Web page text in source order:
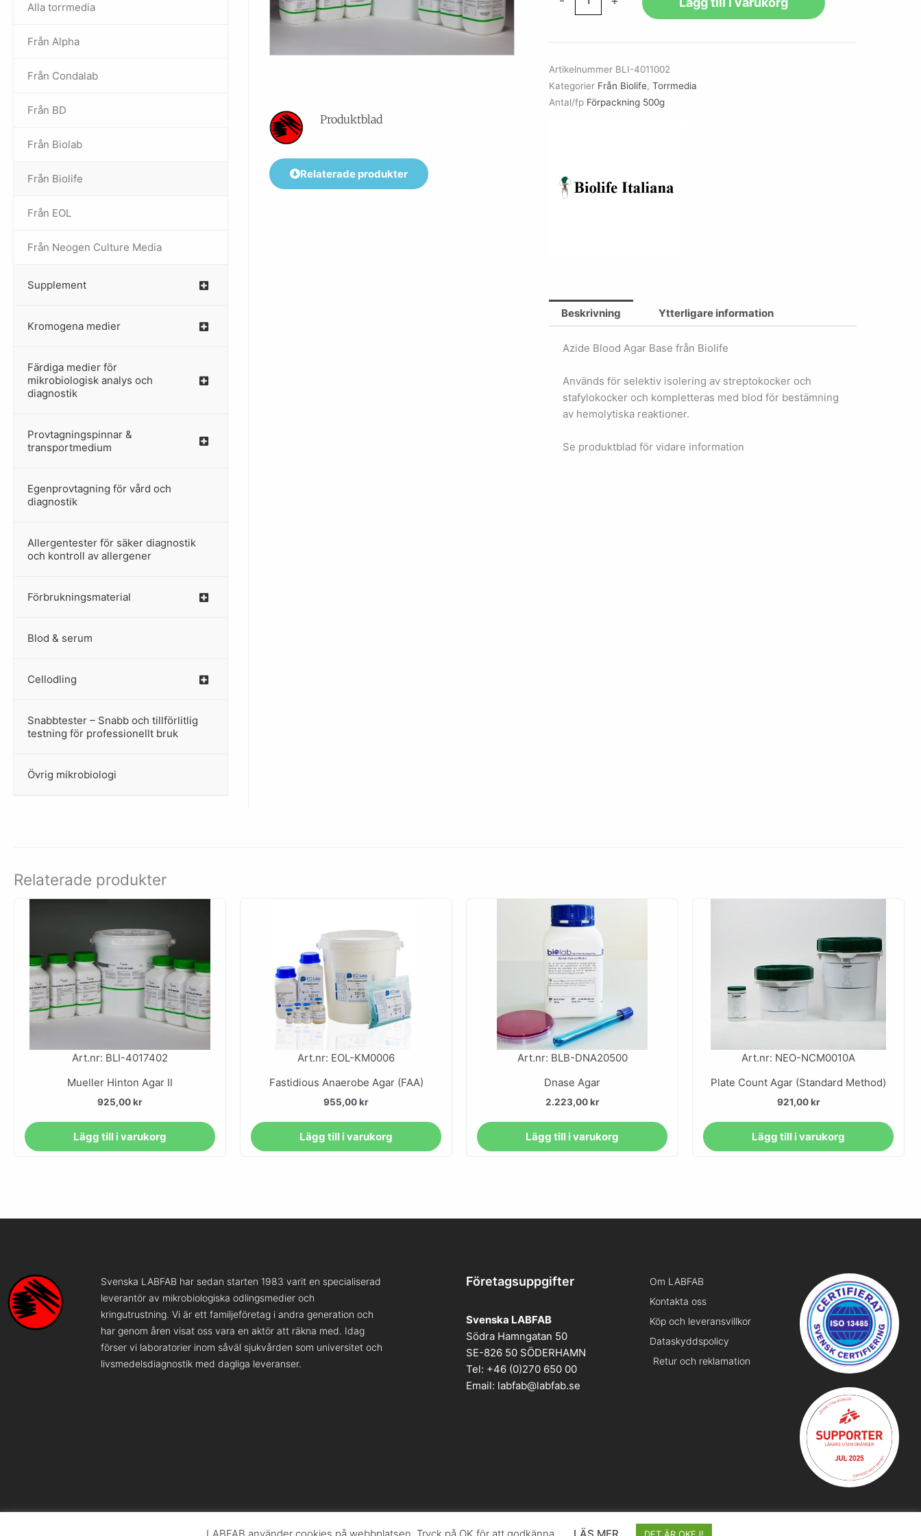
Alla torrmedia
Från Alpha
–
Från Condalab
Från BD
Från Biolab
–
Från Biolife
–
Från EOL
–
Från Neogen Culture Media
–
Supplement
–
Kromogena medier
–
Färdiga medier för
mikrobiologisk analys och
diagnostik
Provtagningspinnar &
transportmedium
–
Egenprovtagning för vård och
diagnostik
–
Allergentester för säker diagnostik
och kontroll av allergener
–
Förbrukningsmaterial
Blod & serum
Cellodling
–
Snabbtester – Snabb och tillförlitlig
testning för professionellt bruk
–
Övrig mikrobiologi
–
Produktblad
Relaterade produkter
Artikelnummer BLI-4011002
Kategorier Från Biolife, Torrmedia
Antal/fp Förpackning 500g
Beskrivning Ytterligare information
Azide Blood Agar Base från Biolife
Används för selektiv isolering av streptokocker och
stafylokocker och kompletteras med blod för bestämning
av hemolytiska reaktioner.
Se produktblad för vidare information
Relaterade produkter
Art.nr: BLI-4017402
Mueller Hinton Agar II
925,00kr
Lägg till i varukorg
Art.nr: EOL-KM0006
Fastidious Anaerobe Agar (FAA)
955,00kr
Lägg till i varukorg
Art.nr: BLB-DNA20500
Dnase Agar
2.223,00kr
Lägg till i varukorg
Art.nr: NEO-NCM0010A
Plate Count Agar (Standard Method)
921,00kr
Lägg till i varukorg
Svenska LABFAB har sedan starten 1983 varit en specialiserad
leverantör av mikrobiologiska odlingsmedier och
kringutrustning. Vi är ett familjeföretag i andra generation och
har genom åren visat oss vara en aktör att räkna med. Idag
förser vi laboratorier inom såväl sjukvården som universitet och
livsmedelsdiagnostik med dagliga leveranser.
Företagsuppgifter
Svenska LABFAB
Södra Hamngatan 50
SE-826 50 SÖDERHAMN
Tel: +46 (0)270 650 00
Email: labfab@labfab.se
Om LABFAB
Kontakta oss
Köp och leveransvillkor
Dataskyddspolicy
Retur och reklamation